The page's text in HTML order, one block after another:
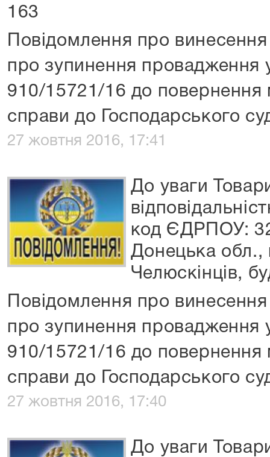
163
Повідомлення про
про зупинення провадження
910/15721/16 до повернення
справи до Господарського
27 жовтня 2016, 17:41
До уваги
код ЄДРПОУ:
Донецька обл.,
Челюскінців,
Повідомлення про
про зупинення провадження
910/15721/16 до повернення
справи до Господарського
27 жовтня 2016, 17:40
До уваги